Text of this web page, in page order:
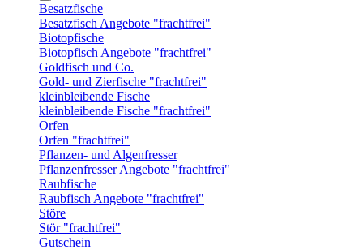
Besatzfische
Besatzfisch Angebote "frachtfrei"
Biotopfische
Biotopfisch Angebote "frachtfrei"
Goldfisch und Co.
Gold- und Zierfische "frachtfrei"
kleinbleibende Fische
kleinbleibende Fische "frachtfrei"
Orfen
Orfen "frachtfrei"
Pflanzen- und Algenfresser
Pflanzenfresser Angebote "frachtfrei"
Raubfische
Raubfisch Angebote "frachtfrei"
Störe
Stör "frachtfrei"
Gutschein